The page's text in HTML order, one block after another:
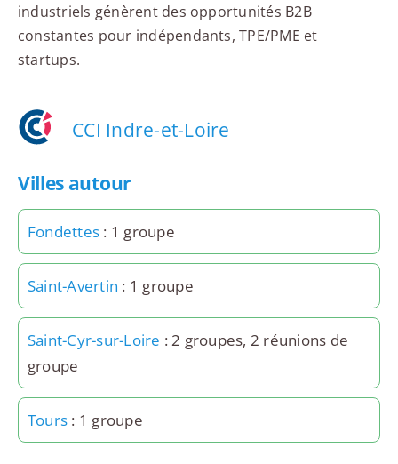
industriels génèrent des opportunités B2B
constantes pour indépendants, TPE/PME et
startups.
CCI Indre-et-Loire
Villes autour
Fondettes : 1 groupe
Saint-Avertin : 1 groupe
Saint-Cyr-sur-Loire : 2 groupes, 2 réunions de
groupe
Tours : 1 groupe